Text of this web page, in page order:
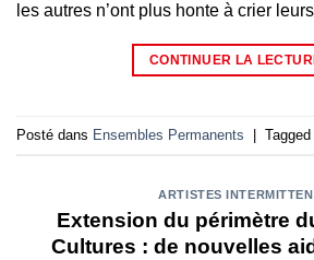
les autres n’ont plus honte à crier
CONTINUER LA
Posté dans Ensembles Permanents Tagged
ARTISTES
Extension du périmètre
Cultures : de nouvelles